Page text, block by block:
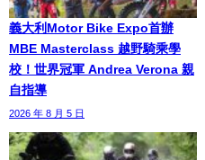
義大利Motor Bike Expo首辦
MBE Masterclass 越野騎乘學
校！世界冠軍 Andrea Verona 親
自指導
2026 年 8 月 5 日